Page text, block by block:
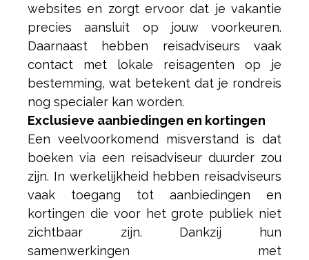
websites en zorgt ervoor dat je vakantie
precies aansluit op jouw voorkeuren.
Daarnaast hebben reisadviseurs vaak
contact met lokale reisagenten op je
bestemming, wat betekent dat je rondreis
nog specialer kan worden.
Exclusieve aanbiedingen en kortingen
Een veelvoorkomend misverstand is dat
boeken via een reisadviseur duurder zou
zijn. In werkelijkheid hebben reisadviseurs
vaak toegang tot aanbiedingen en
kortingen die voor het grote publiek niet
zichtbaar zijn. Dankzij hun
samenwerkingen met